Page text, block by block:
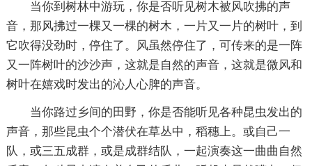
当你到树林中游玩，你是否听见树木被风吹拂的声
音，那风拂过一棵又一棵的树木，一片又一片的树叶，到
它吹得没劲时，停住了。风虽然停住了，可传来的是一阵
又一阵树叶的沙沙声，这就是自然的声音，这就是微风和
树叶在嬉戏时发出的沁人心脾的声音。
当你路过乡间的田野，你是否能听见各种昆虫发出的
声音，那些昆虫个个潜伏在草丛中，稻穗上。或自己一
队，或三五成群，或是成群结队，一起演奏这一曲曲自然